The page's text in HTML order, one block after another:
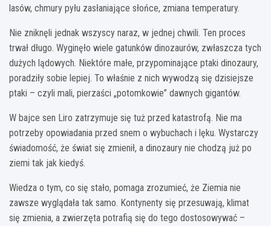
lasów, chmury pyłu zasłaniające słońce, zmiana temperatury.
Nie zniknęli jednak wszyscy naraz, w jednej chwili. Ten proces
trwał długo. Wyginęło wiele gatunków dinozaurów, zwłaszcza tych
dużych lądowych. Niektóre małe, przypominające ptaki dinozaury,
poradziły sobie lepiej. To właśnie z nich wywodzą się dzisiejsze
ptaki – czyli mali, pierzaści „potomkowie” dawnych gigantów.
W bajce sen Liro zatrzymuje się tuż przed katastrofą. Nie ma
potrzeby opowiadania przed snem o wybuchach i lęku. Wystarczy
świadomość, że świat się zmienił, a dinozaury nie chodzą już po
ziemi tak jak kiedyś.
Wiedza o tym, co się stało, pomaga zrozumieć, że Ziemia nie
zawsze wyglądała tak samo. Kontynenty się przesuwają, klimat
się zmienia, a zwierzęta potrafią się do tego dostosowywać –